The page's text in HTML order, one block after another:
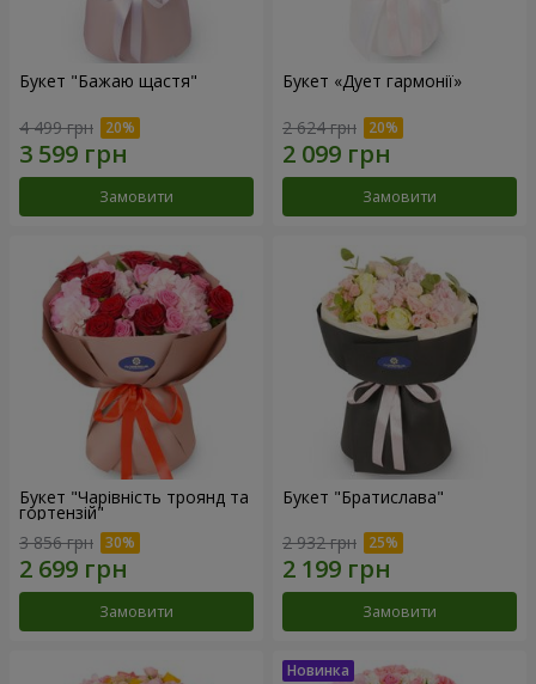
Букет "Бажаю щастя"
4 499 грн
Замовити
Букет «Дует гармонії»
2 624 грн
Замовити
Букет "Чарівність троянд та
гортензій"
3 856 грн
Замовити
Букет "Братислава"
2 932 грн
Замовити